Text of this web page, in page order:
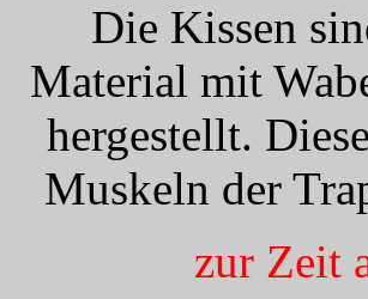
Die Kissen
Material mit
hergestellt.
Muskeln der
zur Zeit